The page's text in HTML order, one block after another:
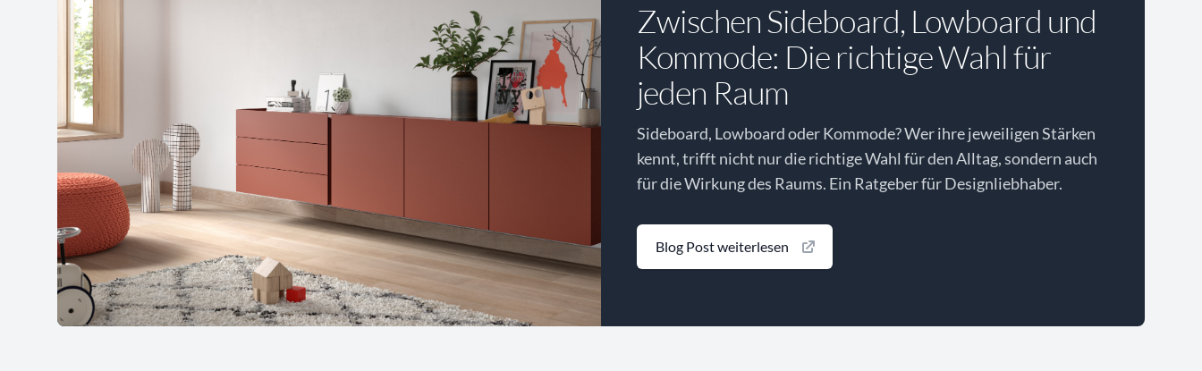
Zwischen Sideboard, Lowboard und
Kommode: Die richtige Wahl für
jeden Raum
Sideboard, Lowboard oder Kommode? Wer ihre jeweiligen Stärken
kennt, trifft nicht nur die richtige Wahl für den Alltag, sondern auch
für die Wirkung des Raums. Ein Ratgeber für Designliebhaber.
Blog Post weiterlesen